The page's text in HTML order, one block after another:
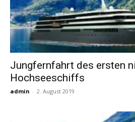
Jungfernfahrt des ersten
Hochseeschiffs
admin - 2. August 2019